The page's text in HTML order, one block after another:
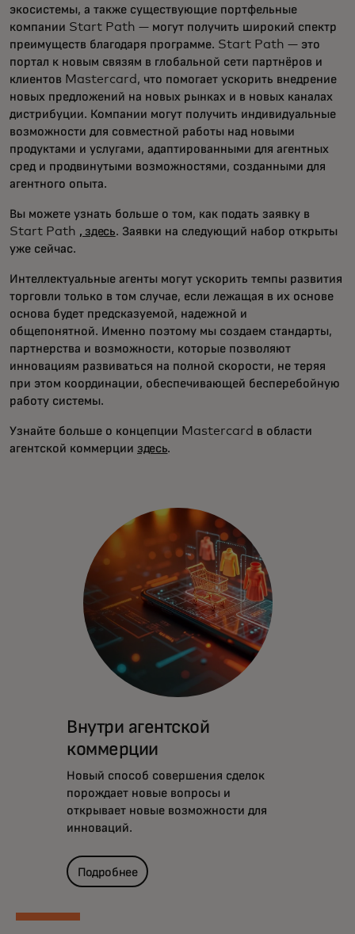
экосистемы, а также существующие портфельные
компании Start Path — могут получить широкий спектр
преимуществ благодаря программе. Start Path — это
портал к новым связям в глобальной сети партнёров и
клиентов Mastercard, что помогает ускорить внедрение
новых предложений на новых рынках и в новых каналах
дистрибуции. Компании могут получить индивидуальные
возможности для совместной работы над новыми
продуктами и услугами, адаптированными для агентных
сред и продвинутыми возможностями, созданными для
агентного опыта.
Вы можете узнать больше о том, как подать заявку в
Start Path , здесь. Заявки на следующий набор открыты
уже сейчас.
Интеллектуальные агенты могут ускорить темпы развития
торговли только в том случае, если лежащая в их основе
основа будет предсказуемой, надежной и
общепонятной. Именно поэтому мы создаем стандарты,
партнерства и возможности, которые позволяют
инновациям развиваться на полной скорости, не теряя
при этом координации, обеспечивающей бесперебойную
работу системы.
Узнайте больше о концепции Mastercard в области
агентской коммерции здесь.
Внутри агентской
коммерции
Новый способ совершения сделок
порождает новые вопросы и
открывает новые возможности для
инноваций.
Подробнее